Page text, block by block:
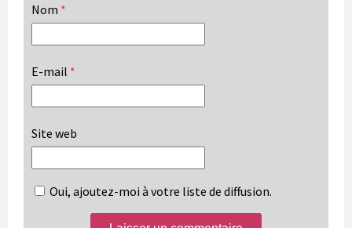
Nom *
E-mail *
Site web
Oui, ajoutez-moi à votre liste de diffusion.